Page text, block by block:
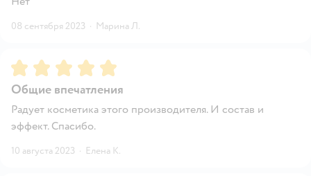
08 сентября 2023 · Марина Л.
Рейтинг:5
Общие впечатления
Радует косметика этого производителя. И состав и
эффект. Спасибо.
10 августа 2023 · Елена К.